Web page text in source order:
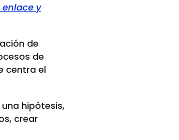
y
de
de
centra el
hipótesis,
crear